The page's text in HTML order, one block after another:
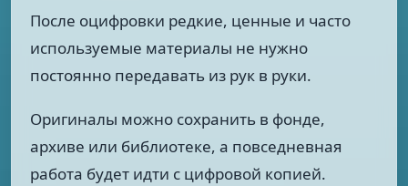
После оцифровки редкие, ценные и часто
используемые материалы не нужно
постоянно передавать из рук в руки.
Оригиналы можно сохранить в фонде,
архиве или библиотеке, а повседневная
работа будет идти с цифровой копией.